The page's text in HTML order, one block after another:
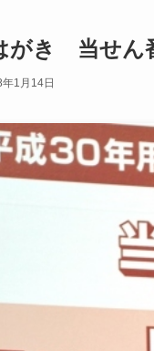
がき 当せん
1月14日